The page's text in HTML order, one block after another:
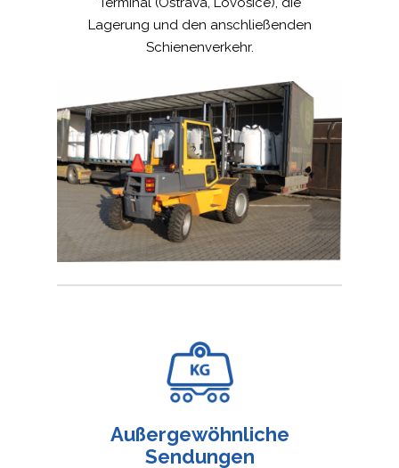
Lagerung und den anschließenden
Schienenverkehr.
Außergewöhnliche
Sendungen